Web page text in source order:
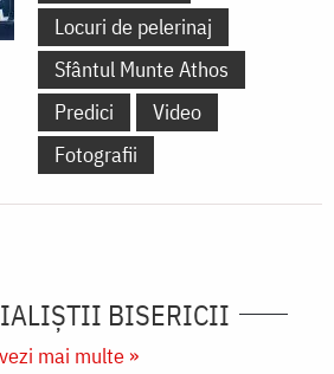
Locuri de pelerinaj
Sfântul Munte Athos
Predici
Video
Fotografii
BISERICII
vezi mai multe »